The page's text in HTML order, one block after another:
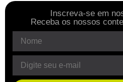
Inscreva-se em
Receba os nossos